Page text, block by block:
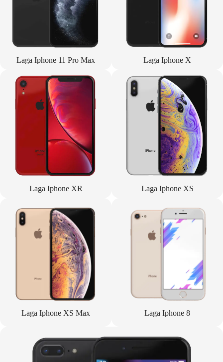
Laga Iphone 11 Pro Max Laga Iphone X
Laga Iphone XR Laga Iphone XS
Laga Iphone XS Max Laga Iphone 8